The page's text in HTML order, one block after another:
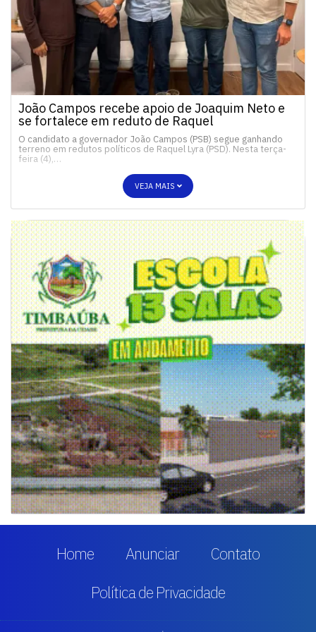
João Campos recebe apoio de Joaquim Neto e
se fortalece em reduto de Raquel
O candidato a governador João Campos (PSB) segue ganhando
terreno em redutos políticos de Raquel Lyra (PSD). Nesta terça-
feira (4),…
VEJA MAIS
Home Anunciar
Contato
Política de Privacidade